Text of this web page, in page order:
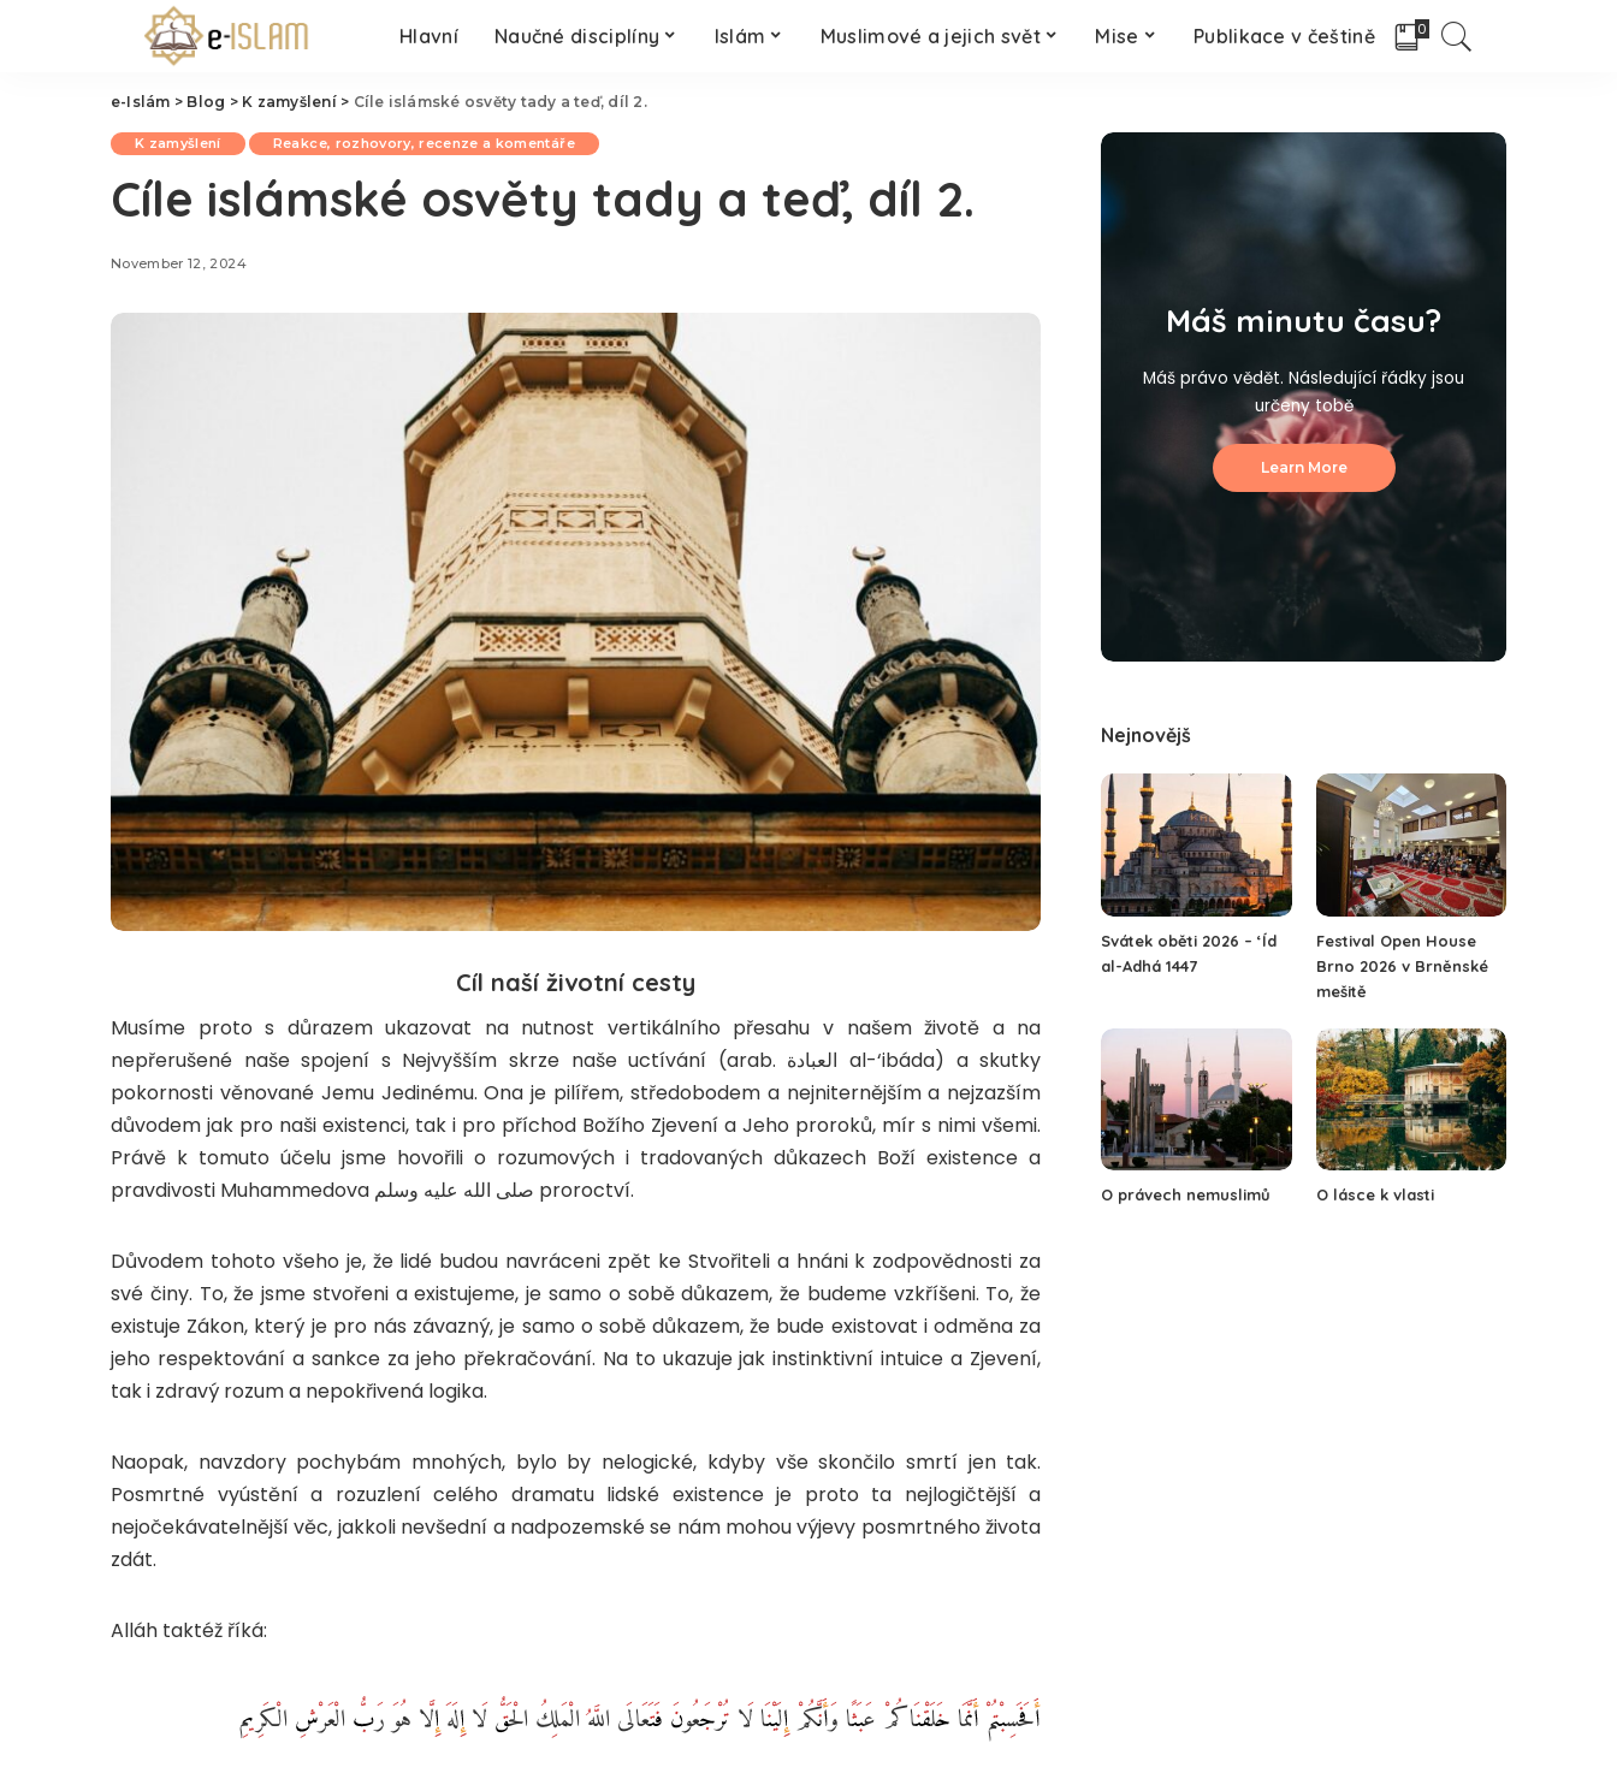
Hlavní Naučné disciplíny Islám Muslimové a jejich svět Mise Publikace v češtině 0
e-Islám > Blog > K zamyšlení> Cíle islámské osvěty tady a teď, díl 2.
K zamyšlení Reakce, rozhovory, recenze a komentáře
Cíle islámské osvěty tady a teď, díl 2.
November 12, 2024
Cíl naší životní cesty
Musíme proto s důrazem ukazovat na nutnost vertikálního přesahu v našem životě a na
nepřerušené naše spojení s Nejvyšším skrze naše uctívání (arab.
العبادةal-‘ibáda) a skutky
pokornosti věnované Jemu Jedinému. Ona je pilířem, středobodem a nejniternějším a nejzazším
důvodem jak pro naši existenci, tak i pro příchod Božího Zjevení a Jeho proroků, mír s nimi všemi.
Právě k tomuto účelu jsme hovořili o rozumových i tradovaných důkazech Boží existence a
pravdivosti Muhammedova
proroctví.
Důvodem tohoto všeho je, že lidé budou navráceni zpět ke Stvořiteli a hnáni k zodpovědnosti za
své činy. To, že jsme stvořeni a existujeme, je samo o sobě důkazem, že budeme vzkříšeni. To, že
existuje Zákon, který je pro nás závazný, je samo o sobě důkazem, že bude existovat i odměna za
jeho respektování a sankce za jeho překračování. Na to ukazuje jak instinktivní intuice a Zjevení,
tak i zdravý rozum a nepokřivená logika.
Naopak, navzdory pochybám mnohých, bylo by nelogické, kdyby vše skončilo smrtí jen tak.
Posmrtné vyústění a rozuzlení celého dramatu lidské existence je proto ta nejlogičtější a
nejočekávatelnější věc, jakkoli nevšední a nadpozemské se nám mohou výjevy posmrtného života
zdát.
Alláh taktéž říká:
أَفَحَسِبْتُمْ أَنَّمَا خَلَقْنَاكُمْ عَبَثًا وَأَنَّكُمْ إِلَيْنَا لَا تُرْجَعُونَ فَتَعَالَى اللَّهُ الْمَلِكُ الْحَقُّ لَا إِلَهَ إِلَّا هُوَ رَبُّ الْعَرْشِ الْكَرِيمِ
Máš minutu času?
Máš právo vědět. Následující řádky jsou
určeny tobě
Learn More
Nejnovějš
Svátek oběti 2026 – ‘Íd
al-Adhá 1447
Festival Open House
Brno 2026 v Brněnské
mešitě
O právech nemuslimů O lásce k vlasti